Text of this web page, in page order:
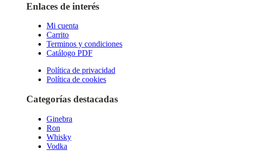
Enlaces de interés
Mi cuenta
Carrito
Terminos y condiciones
Catálogo PDF
Política de privacidad
Política de cookies
Categorías destacadas
Ginebra
Ron
Whisky
Vodka